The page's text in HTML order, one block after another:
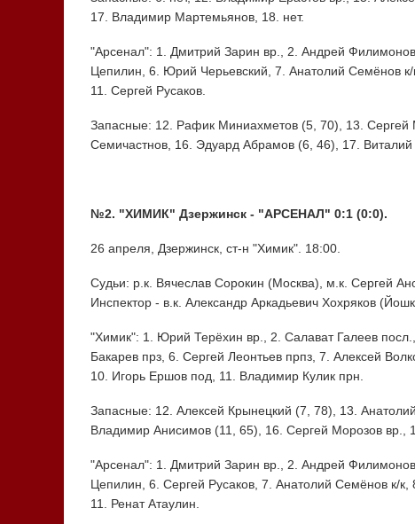
17. Владимир Мартемьянов, 18. нет.
"Арсенал": 1. Дмитрий Зарин вр., 2. Андрей
Цепилин, 6. Юрий Черьевский, 7. Анатолий Семёнов
11. Сергей Русаков.
Запасные: 12. Рафик Миниахметов (5, 70), 13.
Семичастнов, 16. Эдуард Абрамов (6, 46), 17. Виталий
№2. "ХИМИК" Дзержинск - "АРСЕНАЛ" 0:1 (0:0).
26 апреля, Дзержинск, ст-н "Химик". 18:00.
Судьи: р.к. Вячеслав Сорокин (Москва), м.к. Сергей
Инспектор - в.к. Александр Аркадьевич Хохряков
"Химик": 1. Юрий Терёхин вр., 2. Салават Галеев
Бакарев прз, 6. Сергей Леонтьев прпз, 7. Алексей
10. Игорь Ершов под, 11. Владимир Кулик прн.
Запасные: 12. Алексей Крынецкий (7, 78), 13.
Владимир Анисимов (11, 65), 16. Сергей Морозов вр.,
"Арсенал": 1. Дмитрий Зарин вр., 2. Андрей
Цепилин, 6. Сергей Русаков, 7. Анатолий Семёнов к/
11. Ренат Атаулин.